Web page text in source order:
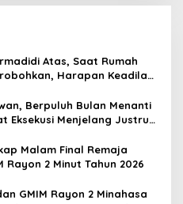
Atas, Saat Rumah
Harapan Keadilan
Berpuluh Bulan Menanti
Eksekusi Menjelang Justru
Malam Final Remaja
Rayon 2 Minut Tahun 2026
GMIM Rayon 2 Minahasa